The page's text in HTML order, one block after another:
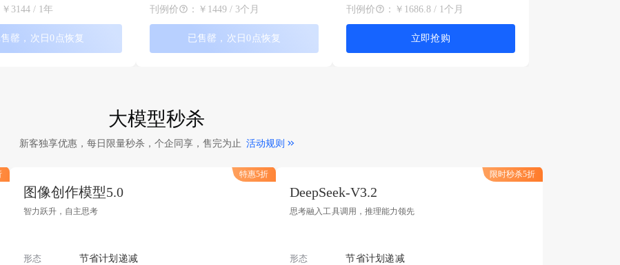
￥3144 / 1年
罄，次日0点恢复
刊例价
： ￥1449 / 3个月
已售罄，次日0点恢复
刊例价
： ￥1686.8 / 1个月
立即抢购
大模型秒杀
新客独享优惠，每日限量秒杀，个企同享，售完为止 活动规则
特惠5折
图像创作模型5.0
智力跃升，自主思考
形态 节省计划递减
限时秒杀5折
DeepSeek-V3.2
思考融入工具调用，推理能力领先
形态 节省计划递减